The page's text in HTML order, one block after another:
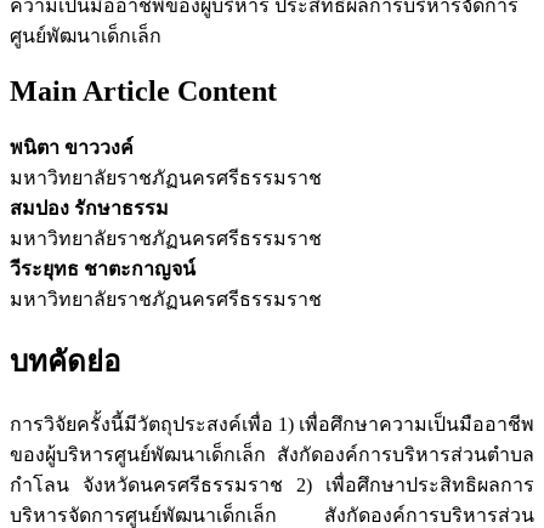
ความเป็นมืออาชีพของผู้บริหาร ประสิทธิผลการบริหารจัดการ
ศูนย์พัฒนาเด็กเล็ก
Main Article Content
พนิตา ขาววงค์
มหาวิทยาลัยราชภัฏนครศรีธรรมราช
สมปอง รักษาธรรม
มหาวิทยาลัยราชภัฏนครศรีธรรมราช
วีระยุทธ ชาตะกาญจน์
มหาวิทยาลัยราชภัฏนครศรีธรรมราช
บทคัดย่อ
การวิจัยครั้งนี้มีวัตถุประสงค์เพื่อ 1) เพื่อศึกษาความเป็นมืออาชีพ
ของผู้บริหารศูนย์พัฒนาเด็กเล็ก สังกัดองค์การบริหารส่วนตำบล
กำโลน จังหวัดนครศรีธรรมราช 2) เพื่อศึกษาประสิทธิผลการ
บริหารจัดการศูนย์พัฒนาเด็กเล็ก สังกัดองค์การบริหารส่วน